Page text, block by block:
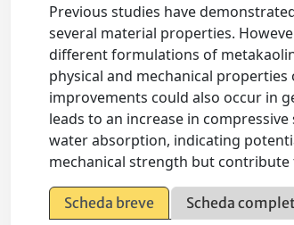
Previous studies have
several material properties.
different formulations of
physical and mechanical
improvements could also occur in
leads to an increase in
water absorption, indicating
mechanical strength but
Scheda breve Scheda